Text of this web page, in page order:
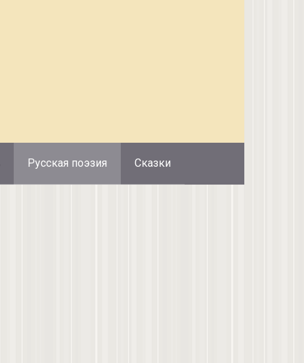
Русская поэзия Сказки